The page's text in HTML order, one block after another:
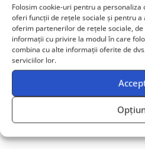
Folosim cookie-uri pentru a
oferi funcții de rețele sociale și pentru
oferim partenerilor de rețele sociale,
informații cu privire la modul în care
combina cu alte informații oferite de
serviciilor lor.
transformare
companii?
Este necesar
pentru AI-900?